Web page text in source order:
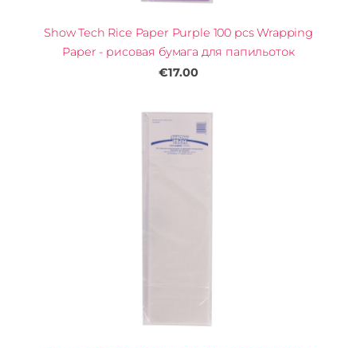
Show Tech Rice Paper Purple 100 pcs Wrapping
Paper - рисовая бумага для папильоток
€17.00